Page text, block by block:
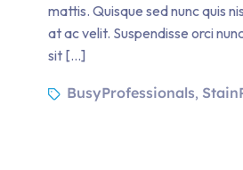
mattis. Quisque sed nunc quis
at ac velit. Suspendisse orci
sit […]
BusyProfessionals,